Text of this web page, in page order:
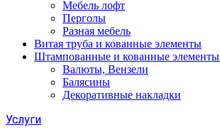
Мебель лофт
Перголы
Разная мебель
Витая труба и кованные элементы
Штампованные и кованные элементы
Валюты, Вензели
Балясины
Декоративные накладки
Услуги